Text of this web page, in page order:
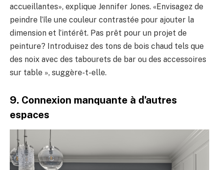
accueillantes», explique Jennifer Jones. «Envisagez de
peindre l’île une couleur contrastée pour ajouter la
dimension et l’intérêt. Pas prêt pour un projet de
peinture? Introduisez des tons de bois chaud tels que
des noix avec des tabourets de bar ou des accessoires
sur table », suggère-t-elle.
9. Connexion manquante à d’autres
espaces